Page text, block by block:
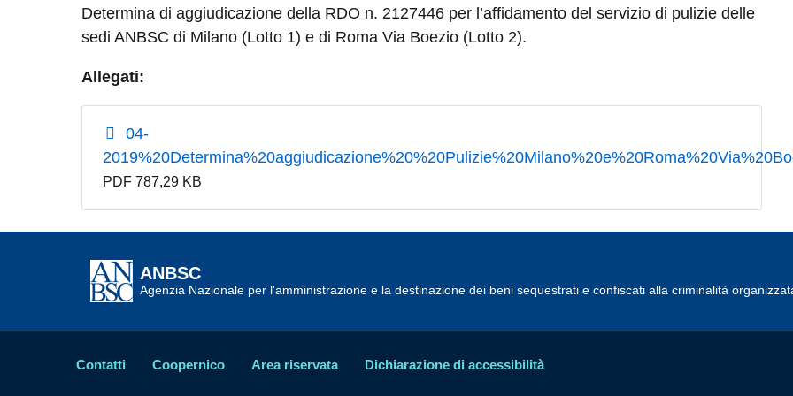
Determina di aggiudicazione della RDO n. 2127446 per l’affidamento del servizio di pulizie delle
sedi ANBSC di Milano (Lotto 1) e di Roma Via Boezio (Lotto 2).
Allegati:
04-
PDF 787,29 KB
ANBSC
Agenzia Nazionale per l'amministrazione e la destinazione dei beni sequestrati e confiscati alla criminalità
Contatti Coopernico Area riservata Dichiarazione di accessibilità